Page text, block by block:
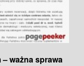
ważna sprawa